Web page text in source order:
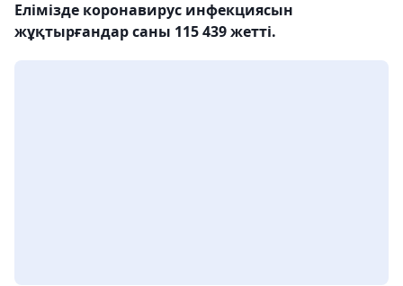
Елімізде коронавирус инфекциясын
жұқтырғандар саны 115 439 жетті.